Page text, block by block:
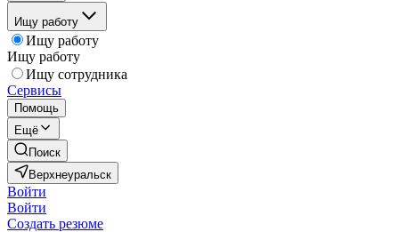
Ищу работу
Ищу работу
Ищу работу
Ищу сотрудника
Сервисы
Помощь
Ещё
Поиск
Верхнеуральск
Войти
Войти
Создать резюме